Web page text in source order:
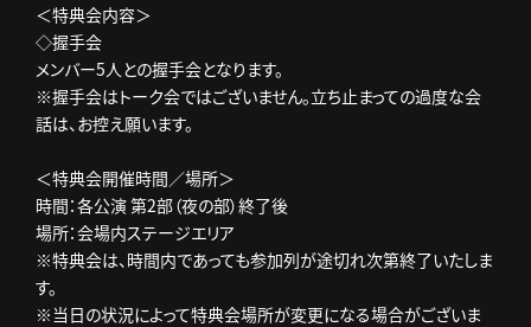
＜特典会内容＞
◇握手会
メンバー5人との握手会となります。
※握手会はトーク会ではございません。立ち止まっての過度な会
話は、お控え願います。
＜特典会開催時間／場所＞
時間：各公演 第2部（夜の部）終了後
場所：会場内ステージエリア
※特典会は、時間内であっても参加列が途切れ次第終了いたしま
す。
※当日の状況によって特典会場所が変更になる場合がございま